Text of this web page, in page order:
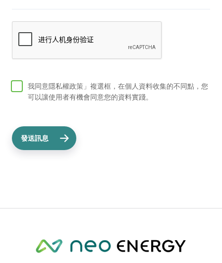
我同意隱私權政策」複選框，在個人資料收集的不同點，您
可以讓使用者有機會同意您的資料實踐。
發送訊息